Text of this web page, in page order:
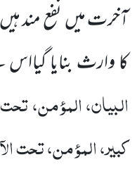
آخرت میں نفع مند
کا وارث بنایا
البیان، المؤمن،
کبیر، المؤمن، تحت